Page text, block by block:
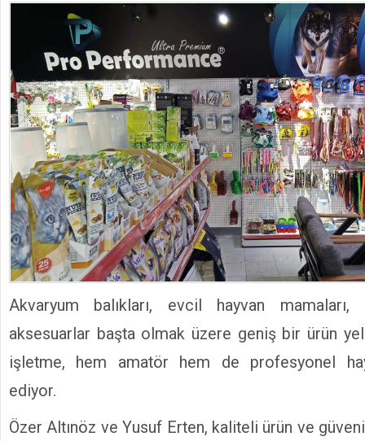
Akvaryum balıkları, evcil hayvan
aksesuarlar başta olmak üzere geniş bir ürün
işletme, hem amatör hem de profesyonel
ediyor.
Özer Altınöz ve Yusuf Erten, kaliteli ürün ve